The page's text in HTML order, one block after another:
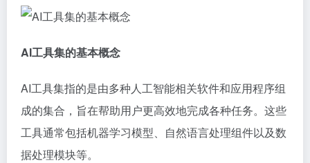
AI工具集的基本概念
AI工具集指的是由多种人工智能相关软件和应用程序组
成的集合，旨在帮助用户更高效地完成各种任务。这些
工具通常包括机器学习模型、自然语言处理组件以及数
据处理模块等。